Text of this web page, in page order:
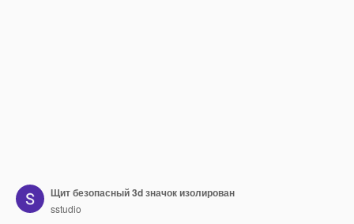
Щит безопасный 3d значок изолирован
sstudio